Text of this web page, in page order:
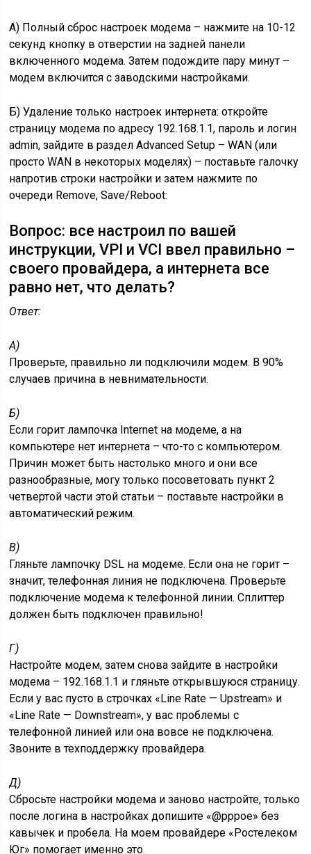
А) Полный сброс настроек модема – нажмите на 10-12
секунд кнопку в отверстии на задней панели
включенного модема. Затем подождите пару минут –
модем включится с заводскими настройками.
Б) Удаление только настроек интернета: откройте
страницу модема по адресу 192.168.1.1, пароль и логин
admin, зайдите в раздел Advanced Setup – WAN (или
просто WAN в некоторых моделях) – поставьте галочку
напротив строки настройки и затем нажмите по
очереди Remove, Save/Reboot:
Вопрос: все настроил по вашей
инструкции, VPI и VCI ввел правильно –
своего провайдера, а интернета все
равно нет, что делать?
Ответ:
А)
Проверьте, правильно ли подключили модем. В 90%
случаев причина в невнимательности.
Б)
Если горит лампочка Internet на модеме, а на
компьютере нет интернета – что-то с компьютером.
Причин может быть настолько много и они все
разнообразные, могу только посоветовать пункт 2
четвертой части этой статьи – поставьте настройки в
автоматический режим.
В)
Гляньте лампочку DSL на модеме. Если она не горит –
значит, телефонная линия не подключена. Проверьте
подключение модема к телефонной линии. Сплиттер
должен быть подключен правильно!
Г)
Настройте модем, затем снова зайдите в настройки
модема – 192.168.1.1 и гляньте открывшуюся страницу.
Если у вас пусто в строчках «Line Rate — Upstream» и
«Line Rate — Downstream», у вас проблемы с
телефонной линией или она вовсе не подключена.
Звоните в техподдержку провайдера.
Д)
Сбросьте настройки модема и заново настройте, только
после логина в настройках допишите «@pppoe» без
кавычек и пробела. На моем провайдере «Ростелеком
Юг» помогает именно это.